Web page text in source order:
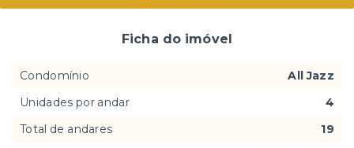
Ficha do imóvel
Condomínio
All Jazz
Unidades por andar
4
Total de andares
19